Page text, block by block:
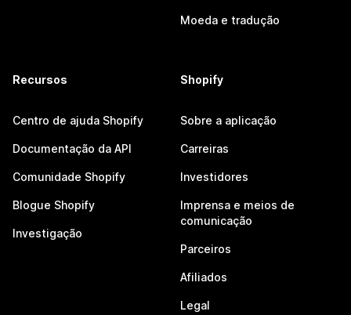
Moeda e tradução
Recursos
Centro de ajuda Shopify
Documentação da API
Comunidade Shopify
Blogue Shopify
Investigação
Shopify
Sobre a aplicação
Carreiras
Investidores
Imprensa e meios de
comunicação
Parceiros
Afiliados
Legal